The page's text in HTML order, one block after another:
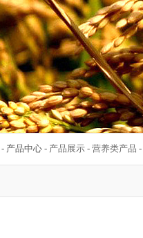
- 产品中心 - 产品展示 - 营养类产品 -